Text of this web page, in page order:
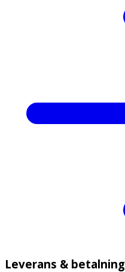
Leverans & betalning